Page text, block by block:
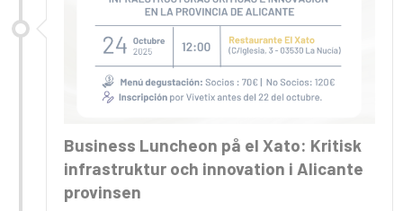
Business Luncheon på el Xato: Kritisk
infrastruktur och innovation i Alicante
provinsen